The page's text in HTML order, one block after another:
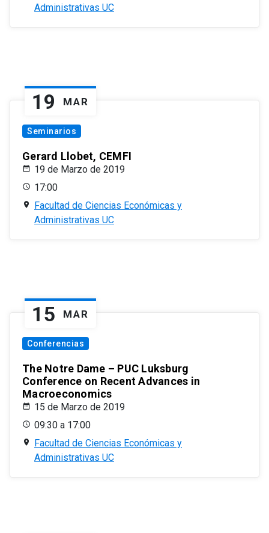
Administrativas UC
19 MAR
Seminarios
Gerard Llobet, CEMFI
19 de Marzo de 2019
17:00
Facultad de Ciencias Económicas y
Administrativas UC
15 MAR
Conferencias
The Notre Dame – PUC Luksburg
Conference on Recent Advances in
Macroeconomics
15 de Marzo de 2019
09:30 a 17:00
Facultad de Ciencias Económicas y
Administrativas UC